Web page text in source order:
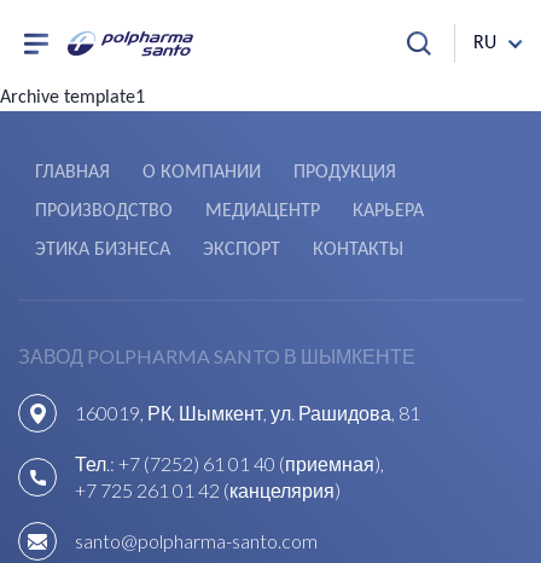
RU
Archive template1
ГЛАВНАЯ О КОМПАНИИ
ПРОДУКЦИЯ
ПРОИЗВОДСТВО
МЕДИАЦЕНТР
КАРЬЕРА
ЭТИКА БИЗНЕСА
ЭКСПОРТ КОНТАКТЫ
ЗАВОД POLPHARMA SANTO В ШЫМКЕНТЕ
160019, РК, Шымкент, ул. Рашидова, 81
Тел.: +7 (7252) 61 01 40 (приемная),
+7 725 261 01 42 (канцелярия)
santo@polpharma-santo.com